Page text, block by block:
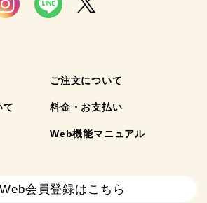
ご注文について
て 料金・お支払い
Web機能マニュアル
会員登録はこちら